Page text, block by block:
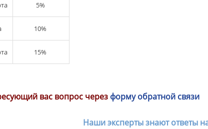
5%
10%
15%
вас вопрос через форму обратной связи
Наши эксперты знают ответы